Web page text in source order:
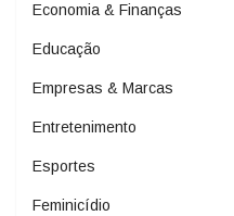
Economia & Finanças
Educação
Empresas & Marcas
Entretenimento
Esportes
Feminicídio